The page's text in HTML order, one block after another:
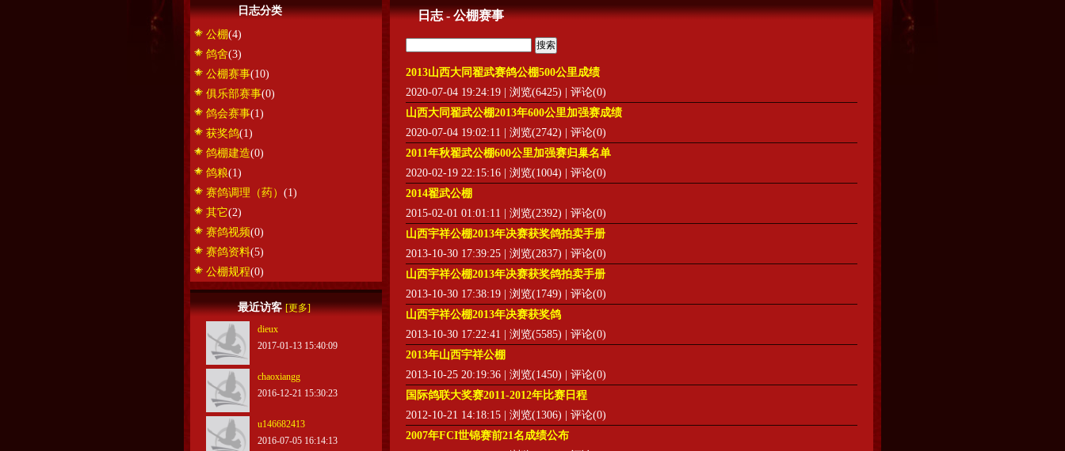
日志分类
公棚(4)
鸽舍(3)
公棚赛事(10)
俱乐部赛事(0)
鸽会赛事(1)
获奖鸽(1)
鸽棚建造(0)
鸽粮(1)
赛鸽调理（药） (1)
其它(2)
赛鸽视频(0)
赛鸽资料(5)
公棚规程(0)
最近访客[更多]
dieux
2017-01-13 15:40:09
chaoxiangg
2016-12-21 15:30:23
u146682413
2016-07-05 16:14:13
日志 - 公棚赛事
2013山西大同翟武赛鸽公棚500公里成绩
2020-07-04 19:24:19 | 浏览(6425) | 评论(0)
山西大同翟武公棚2013年600公里加强赛成绩
2020-07-04 19:02:11 | 浏览(2742) | 评论(0)
2011年秋翟武公棚600公里加强赛归巢名单
2020-02-19 22:15:16 | 浏览(1004) | 评论(0)
2014翟武公棚
2015-02-01 01:01:11 | 浏览(2392) | 评论(0)
山西宇祥公棚2013年决赛获奖鸽拍卖手册
2013-10-30 17:39:25 | 浏览(2837) | 评论(0)
山西宇祥公棚2013年决赛获奖鸽拍卖手册
2013-10-30 17:38:19 | 浏览(1749) | 评论(0)
山西宇祥公棚2013年决赛获奖鸽
2013-10-30 17:22:41 | 浏览(5585) | 评论(0)
2013年山西宇祥公棚
2013-10-25 20:19:36 | 浏览(1450) | 评论(0)
国际鸽联大奖赛2011-2012年比赛日程
2012-10-21 14:18:15 | 浏览(1306) | 评论(0)
2007年FCI世锦赛前21名成绩公布